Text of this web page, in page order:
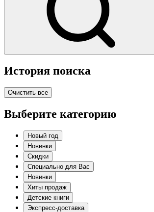
История поиска
Очистить все
Выберите категорию
Новый год
Новинки
Скидки
Специально для Вас
Новинки
Хиты продаж
Детские книги
Экспресс-доставка